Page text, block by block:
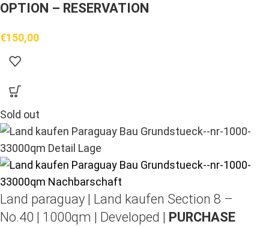
OPTION – RESERVATION
€150,00
Sold out
Land paraguay | Land kaufen Section 8 –
No.40 | 1000qm | Developed |
PURCHASE